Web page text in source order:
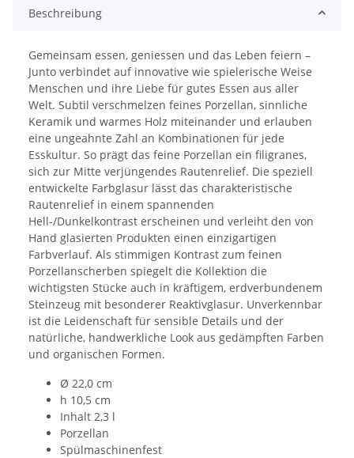
Beschreibung
Gemeinsam essen, geniessen und das Leben feiern –
Junto verbindet auf innovative wie spielerische Weise
Menschen und ihre Liebe für gutes Essen aus aller
Welt. Subtil verschmelzen feines Porzellan, sinnliche
Keramik und warmes Holz miteinander und erlauben
eine ungeahnte Zahl an Kombinationen für jede
Esskultur. So prägt das feine Porzellan ein filigranes,
sich zur Mitte verjüngendes Rautenrelief. Die speziell
entwickelte Farbglasur lässt das charakteristische
Rautenrelief in einem spannenden
Hell-/Dunkelkontrast erscheinen und verleiht den von
Hand glasierten Produkten einen einzigartigen
Farbverlauf. Als stimmigen Kontrast zum feinen
Porzellanscherben spiegelt die Kollektion die
wichtigsten Stücke auch in kräftigem, erdverbundenem
Steinzeug mit besonderer Reaktivglasur. Unverkennbar
ist die Leidenschaft für sensible Details und der
natürliche, handwerkliche Look aus gedämpften Farben
und organischen Formen.
Ø 22,0 cm
h 10,5 cm
Inhalt 2,3 l
Porzellan
Spülmaschinenfest